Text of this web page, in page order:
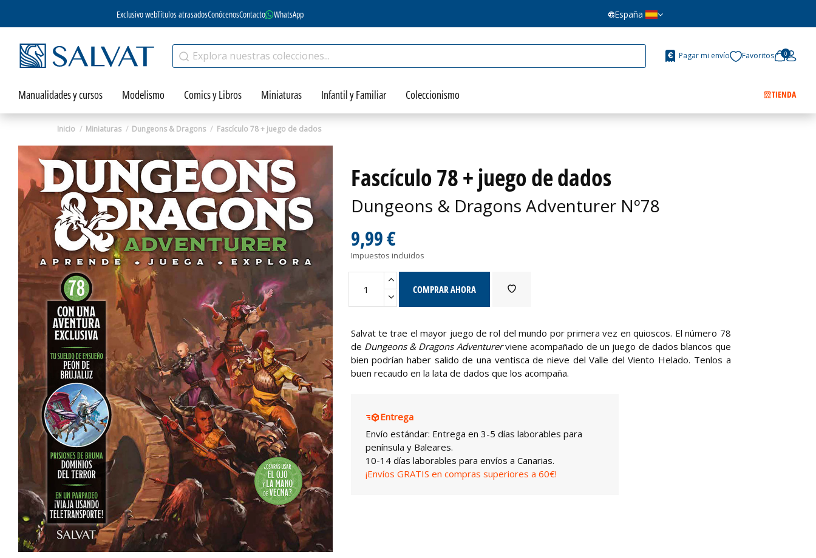
Exclusivo webTítulos atrasadosConócenosContacto WhatsApp España
Pagar mi envío Favoritos 0
Manualidades y cursos Modelismo Comics y Libros Miniaturas Infantil y Familiar Coleccionismo TIENDA
Inicio Miniaturas Dungeons & Dragons Fascículo 78 + juego de dados
Zoom
Fascículo 78 + juego de dados
Dungeons & Dragons Adventurer Nº78
9,99 €
Impuestos incluidos
COMPRAR AHORA
Salvat te trae el mayor juego de rol del mundo por primera vez en quioscos. El número 78
de Dungeons & Dragons Adventurerviene acompañado de un juego de dados blancos que
bien podrían haber salido de una ventisca de nieve del Valle del Viento Helado. Tenlos a
buen recaudo en la lata de dados que los acompaña.
Entrega
Envío estándar: Entrega en 3-5 días laborables para
península y Baleares.
10-14 días laborables para envíos a Canarias.
¡Envíos GRATIS en compras superiores a 60€!